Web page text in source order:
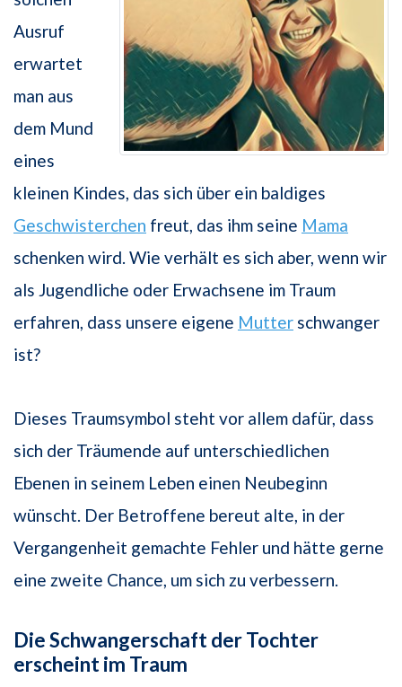
Ausruf
erwartet
man aus
dem Mund
eines
kleinen Kindes, das sich über ein baldiges
Geschwisterchen freut, das ihm seine Mama
schenken wird. Wie verhält es sich aber, wenn wir
als Jugendliche oder Erwachsene im Traum
erfahren, dass unsere eigene Mutter schwanger
ist?
Dieses Traumsymbol steht vor allem dafür, dass
sich der Träumende auf unterschiedlichen
Ebenen in seinem Leben einen Neubeginn
wünscht. Der Betroffene bereut alte, in der
Vergangenheit gemachte Fehler und hätte gerne
eine zweite Chance, um sich zu verbessern.
Die Schwangerschaft der Tochter
erscheint im Traum